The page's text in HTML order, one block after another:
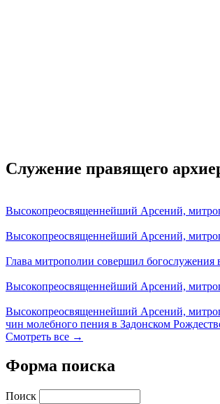
Служение правящего
Высокопреосвященнейший Арсений,
Высокопреосвященнейший Арсений,
Глава митрополии совершил богослужения
Высокопреосвященнейший Арсений,
Высокопреосвященнейший Арсений,
чин молебного пения в Задонском
Смотреть все →
Форма поиска
Поиск